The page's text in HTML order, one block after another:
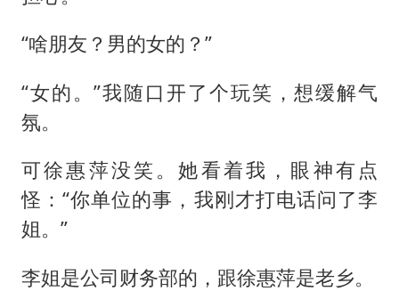
“啥朋友？男的女的？”
“女的。”我随口开了个玩笑，想缓解气
氛。
可徐惠萍没笑。她看着我，眼神有点
怪：“你单位的事，我刚才打电话问了李
姐。”
李姐是公司财务部的，跟徐惠萍是老乡。